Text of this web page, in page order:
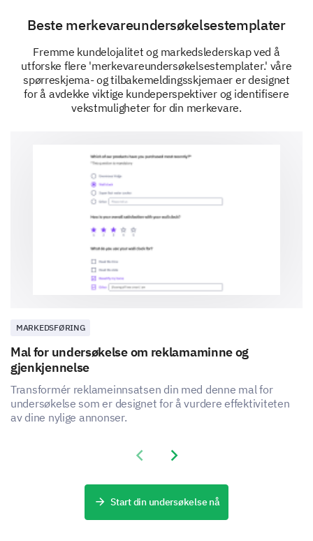
Comparing to Competitors
Next, we'd like to understand how our brand
compares to competitors in your opinion.
Compared to our competitors, how would you
rate our brand on the value proposition?
- Much better
- Slightly better
- About the same
- Slightly worse
- Much worse
3
Can you explain why you rated us that way in
Decision Influencers
proposition influences your purchase decisions.
proposition influence your decision to purchase
our products?
Beste merkevareundersøkelsestemplater
Fremme kundelojalitet og markedslederskap ved å
utforske flere 'merkevareundersøkelsestemplater.' våre
spørreskjema- og tilbakemeldingsskjemaer er designet
for å avdekke viktige kundeperspektiver og identifisere
vekstmuligheter for din merkevare.
MARKEDSFØRING
Mal for undersøkelse om reklamaminne og
gjenkjennelse
Transformér reklameinnsatsen din med denne mal for
undersøkelse som er designet for å vurdere effektiviteten
av dine nylige annonser.
Previous slide
Next slide
Start din undersøkelse nå